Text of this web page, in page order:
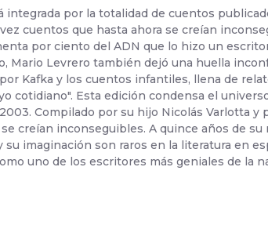
por la totalidad de cuentos
cuentos que hasta ahora se creían
por ciento del ADN que lo hizo un
Mario Levrero también dejó una huella
Kafka y los cuentos infantiles, llena de
cotidiano". Esta edición condensa el
Compilado por su hijo Nicolás Varlotta y
creían inconseguibles. A quince años de su
imaginación son raros en la literatura en
uno de los escritores más geniales de la